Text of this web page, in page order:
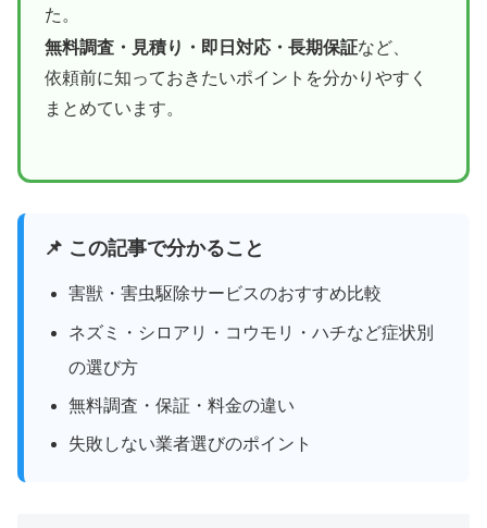
た。
無料調査・見積り・即日対応・長期保証など、
依頼前に知っておきたいポイントを分かりやすく
まとめています。
📌 この記事で分かること
害獣・害虫駆除サービスのおすすめ比較
ネズミ・シロアリ・コウモリ・ハチなど症状別
の選び方
無料調査・保証・料金の違い
失敗しない業者選びのポイント